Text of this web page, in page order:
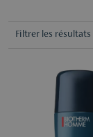
Filtrer les résultats